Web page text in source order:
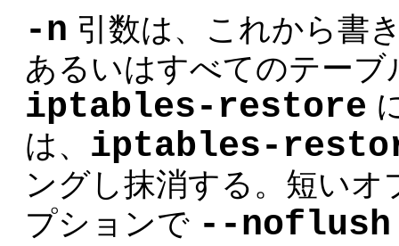
-n 引数は、これから書
あるいはすべてのテー
iptables-restore
は、 iptables-
ングし抹消する。短い
プションで --noflush